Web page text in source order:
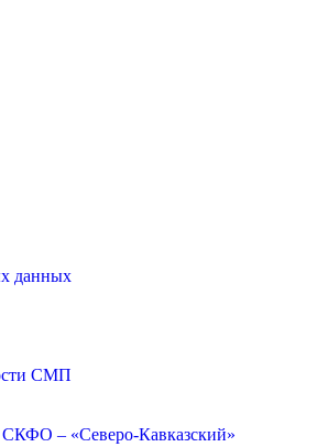
данных
СМП
СКФО – «Северо-Кавказский»